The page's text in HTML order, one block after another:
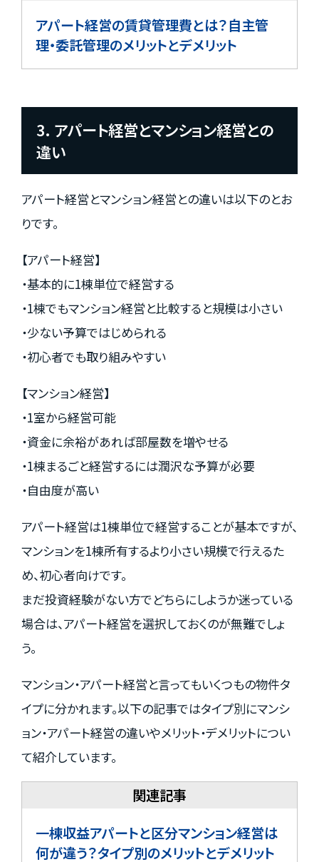
アパート経営の賃貸管理費とは？自主管
理・委託管理のメリットとデメリット
3. アパート経営とマンション経営との
違い
アパート経営とマンション経営との違いは以下のとお
りです。
【アパート経営】
・基本的に1棟単位で経営する
・1棟でもマンション経営と比較すると規模は小さい
・少ない予算ではじめられる
・初心者でも取り組みやすい
【マンション経営】
・1室から経営可能
・資金に余裕があれば部屋数を増やせる
・1棟まるごと経営するには潤沢な予算が必要
・自由度が高い
アパート経営は1棟単位で経営することが基本ですが、
マンションを1棟所有するより小さい規模で行えるた
め、初心者向けです。
まだ投資経験がない方でどちらにしようか迷っている
場合は、アパート経営を選択しておくのが無難でしょ
う。
マンション・アパート経営と言ってもいくつもの物件タ
イプに分かれます。以下の記事ではタイプ別にマンシ
ョン・アパート経営の違いやメリット・デメリットについ
て紹介しています。
一棟収益アパートと区分マンション経営は
何が違う？タイプ別のメリットとデメリット